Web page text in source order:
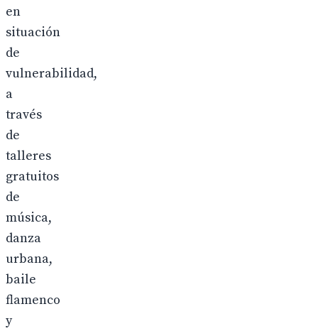
en
situación
de
vulnerabilidad,
a
través
de
talleres
gratuitos
de
música,
danza
urbana,
baile
flamenco
y